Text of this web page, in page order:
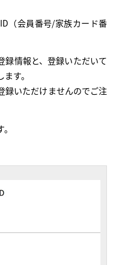
（会員番号/家族カード番
録情報と、登録いただいて
す。
録いただけませんのでご注